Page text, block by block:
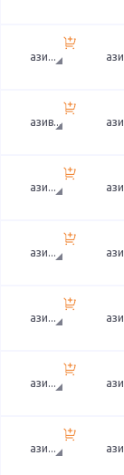
ази...
азив...
ази...
ази...
ази...
ази...
ази...